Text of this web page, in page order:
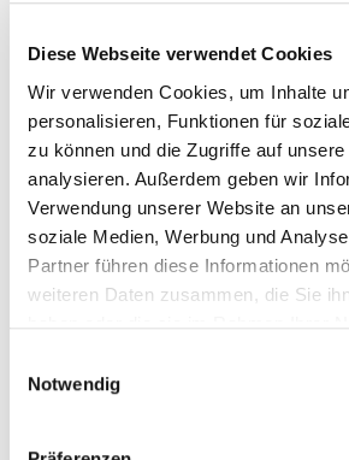
Diese Webseite verwendet Cookies
Wir verwenden Cookies, um Inhalte
personalisieren, Funktionen für
zu können und die Zugriffe auf
analysieren. Außerdem geben wir
Verwendung unserer Website an
soziale Medien, Werbung und
Partner führen diese Informationen
weiteren Daten zusammen, die Sie
Notwendig
SPORT & FREIZEIT
ÄMTER &
BAUEN & WOHNEN
BEAUTY &
BILDUNG & MEDIEN
EINKAUFEN
GESUNDHEIT & MEDIZIN
RECHT &
REISEN & ÜBERNACHTEN
SERVICE & DIENSTLEISTUNGEN